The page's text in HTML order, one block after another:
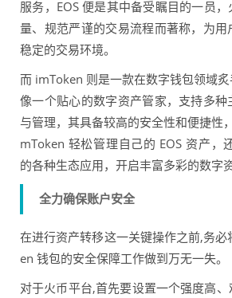
服务，EOS 便是其中备受瞩目的一员
量、规范严谨的交易流程而著称，为用
稳定的交易环境。
而 imToken 则是一款在数字钱包领域
像一个贴心的数字资产管家，支持多
与管理，其具备较高的安全性和便捷性
mToken 轻松管理自己的 EOS 资产，
的各种生态应用，开启丰富多彩的数字
全力确保账户安全
在进行资产转移这一关键操作之前,务
en 钱包的安全保障工作做到万无一失。
对于火币平台,首先要设置一个强度高